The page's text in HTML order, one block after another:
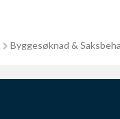
Byggesøknad &